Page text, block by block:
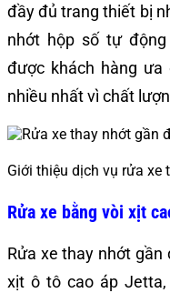
đầy đủ trang thiết bị
nhớt hộp số tự
được khách hàng
nhiều nhất vì chất
Giới thiệu dịch vụ rửa xe
Rửa xe bằng vòi xịt
Rửa xe thay nhớt
xịt ô tô cao áp